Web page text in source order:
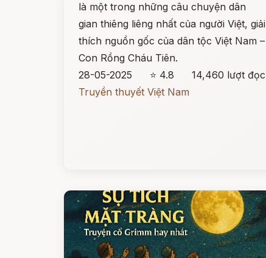
là một trong những câu chuyện dân
gian thiêng liêng nhất của người Việt, giải
thích nguồn gốc của dân tộc Việt Nam –
Con Rồng Cháu Tiên.
28-05-2025
⭐ 4.8
14,460 lượt đọc
Truyền thuyết Việt Nam